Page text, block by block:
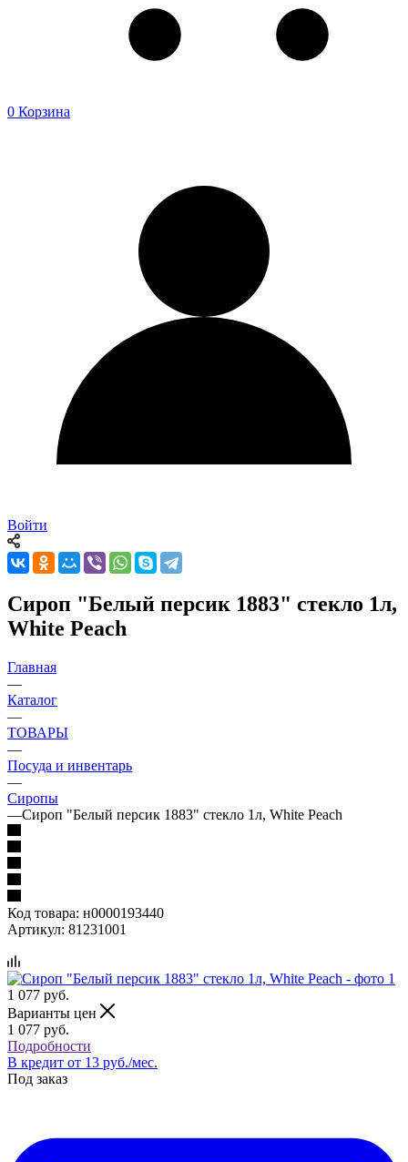
0 Корзина
Войти
Сироп "Белый персик 1883" стекло 1л,
White Peach
Главная
—
Каталог
—
ТОВАРЫ
—
Посуда и инвентарь
—
Сиропы
—Сироп "Белый персик 1883" стекло 1л, White Peach
Код товара: н0000193440
Артикул: 81231001
1 077 руб.
Варианты цен
1 077 руб.
Подробности
В кредит от 13 руб./мес.
Под заказ